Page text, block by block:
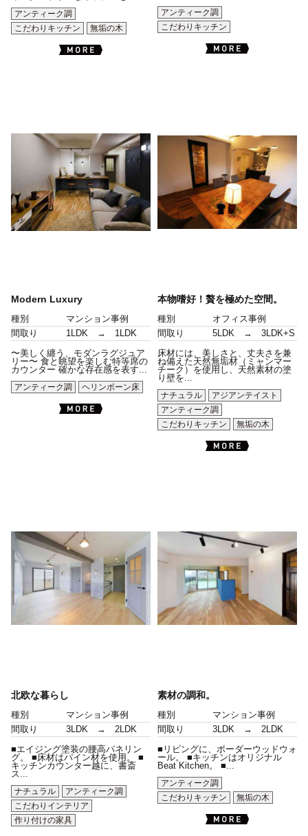
アンティーク調
こだわりキッチン
無垢の木
アンティーク調
こだわりキッチン
Modern Luxury
種別
マンション事例
間取り
1LDK → 1LDK
〜美しく纏う、モダンラグジュア
リー〜 食と眺望を楽しむ特等席の
カウンター 確かな存在感を表す...
アンティーク調
ヘリンボーン床
本物嗜好！贅を極めた空間。
種別
オフィス事例
間取り
5LDK → 3LDK+S
床材には、美しさと、丈夫さを兼
ね備えた天然無垢材（ミャンマー
チーク）を使用し、天然素材の塗
り壁を...
ナチュラル
アジアンテイスト
アンティーク調
こだわりキッチン
無垢の木
北欧な暮らし
種別
マンション事例
間取り
3LDK → 2LDK
■エイジング塗装の腰高パネリン
グ。 ■床材はパイン材を使用。 ■
キッチンカウンター越に、書斎
ス...
ナチュラル
アンティーク調
こだわりインテリア
作り付けの家具
素材の調和。
種別
マンション事例
間取り
3LDK → 2LDK
■リビングに、ボーダーウッドウォ
ール。 ■キッチンはオリジナル
Beat Kitchen。 ■...
アンティーク調
こだわりキッチン
無垢の木